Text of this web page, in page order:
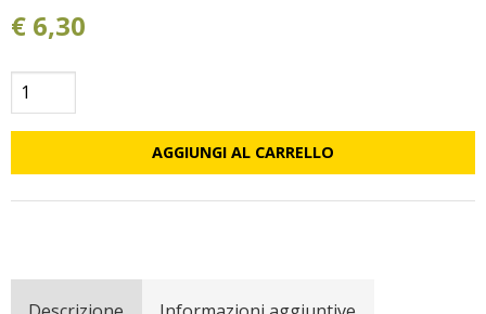
€ 6,30
Ricotta
Salata/Stagionata
quantità
AGGIUNGI AL CARRELLO